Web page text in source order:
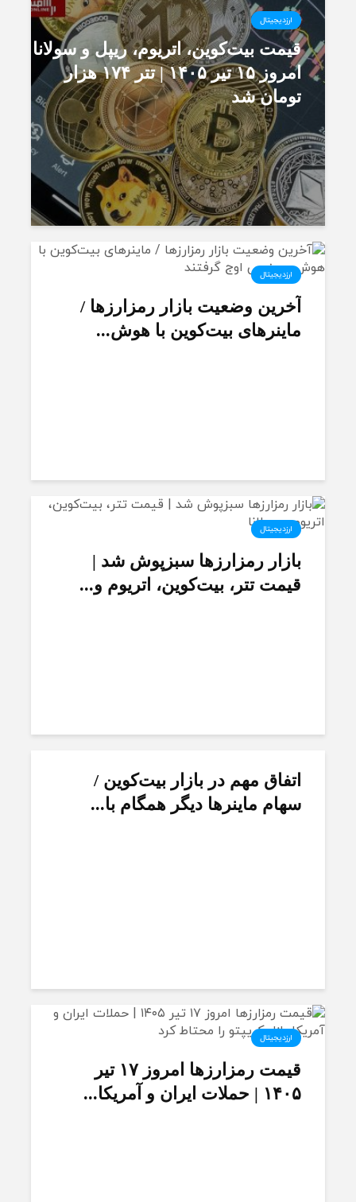
ارزدیجیتال
قیمت بیت‌کوین، اتریوم، ریپل و سولانا
امروز ۱۵ تیر ۱۴۰۵ | تتر ۱۷۴ هزار
تومان شد
ارزدیجیتال
آخرین وضعیت بازار رمزارزها /
ماینرهای بیت‌کوین با هوش...
ارزدیجیتال
بازار رمزارزها سبزپوش شد |
قیمت تتر، بیت‌کوین، اتریوم و...
اتفاق مهم در بازار بیت‌کوین /
سهام ماینرها دیگر همگام با...
ارزدیجیتال
قیمت رمزارز‌ها امروز ۱۷ تیر
۱۴۰۵ | حملات ایران و آمریکا...